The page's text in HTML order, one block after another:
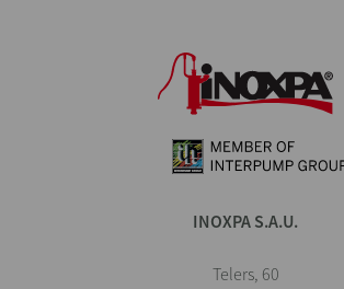
INOXPA S.A.U.
Telers, 60